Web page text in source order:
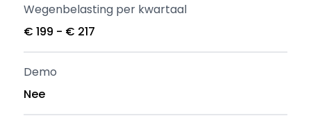
Wegenbelasting per kwartaal
€ 199 - € 217
Demo
Nee